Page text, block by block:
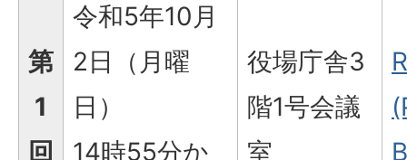
第
1
回
令和5年10月
2日（月曜
日）
14時55分か
役場庁舎3
階1号会議
室